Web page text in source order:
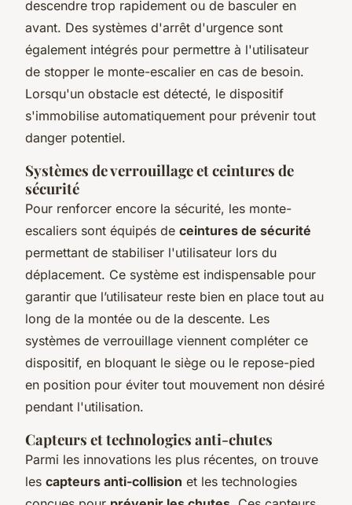
descendre trop rapidement ou de basculer en
avant. Des systèmes d'arrêt d'urgence sont
également intégrés pour permettre à l'utilisateur
de stopper le monte-escalier en cas de besoin.
Lorsqu'un obstacle est détecté, le dispositif
s'immobilise automatiquement pour prévenir tout
danger potentiel.
Systèmes de verrouillage et ceintures de
sécurité
Pour renforcer encore la sécurité, les monte-
escaliers sont équipés de ceintures de sécurité
permettant de stabiliser l'utilisateur lors du
déplacement. Ce système est indispensable pour
garantir que l’utilisateur reste bien en place tout au
long de la montée ou de la descente. Les
systèmes de verrouillage viennent compléter ce
dispositif, en bloquant le siège ou le repose-pied
en position pour éviter tout mouvement non désiré
pendant l'utilisation.
Capteurs et technologies anti-chutes
Parmi les innovations les plus récentes, on trouve
les capteurs anti-collision et les technologies